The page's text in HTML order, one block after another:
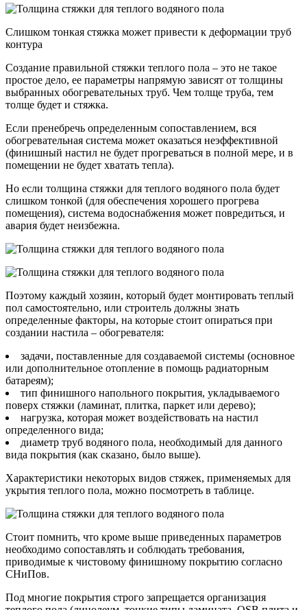
Слишком тонкая стяжка может привести к деформации труб
контура
Создание правильной стяжки теплого пола – это не такое
простое дело, ее параметры напрямую зависят от толщины
выбранных обогревательных труб. Чем толще труба, тем
толще будет и стяжка.
Если пренебречь определенным сопоставлением, вся
обогревательная система может оказаться неэффективной
(финишный настил не будет прогреваться в полной мере, и в
помещении не будет хватать тепла).
Но если толщина стяжки для теплого водяного пола будет
слишком тонкой (для обеспечения хорошего прогрева
помещения), система водоснабжения может повредиться, и
авария будет неизбежна.
Поэтому каждый хозяин, который будет монтировать теплый
пол самостоятельно, или строитель должны знать
определенные факторы, на которые стоит опираться при
создании настила – обогревателя:
задачи, поставленные для создаваемой системы (основное
или дополнительное отопление в помощь радиаторным
батареям);
тип финишного напольного покрытия, укладываемого
поверх стяжки (ламинат, плитка, паркет или дерево);
нагрузка, которая может воздействовать на настил
определенного вида;
диаметр труб водяного пола, необходимый для данного
вида покрытия (как сказано, было выше).
Характеристики некоторых видов стяжек, применяемых для
укрытия теплого пола, можно посмотреть в таблице.
Стоит помнить, что кроме выше приведенных параметров
необходимо сопоставлять и соблюдать требования,
приводимые к чистовому финишному покрытию согласно
СНиПов.
Под многие покрытия строго запрещается организация